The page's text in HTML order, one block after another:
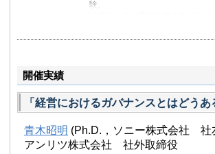
験。
イバー日誌」』（文藝春秋刊）が
開催実績
「経営におけるガバナンスとはどうあ
青木昭明 (Ph.D.，ソニー株式会社 社
アンリツ株式会社 社外取締役